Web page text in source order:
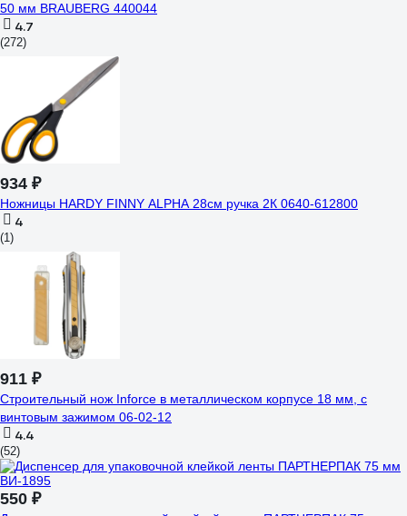
50 мм BRAUBERG 440044
4.7
(272)
934 ₽
Ножницы HARDY FINNY ALPHA 28см ручка 2К 0640-612800
4
(1)
911 ₽
Строительный нож Inforce в металлическом корпусе 18 мм, с
винтовым зажимом 06-02-12
4.4
(52)
550 ₽